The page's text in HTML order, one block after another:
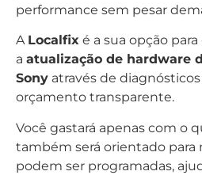
performance sem pesar
A Localfix é a sua opção
a atualização de hardware
Sony através de
orçamento transparente.
Você gastará apenas com o
também será orientado para
podem ser programadas,